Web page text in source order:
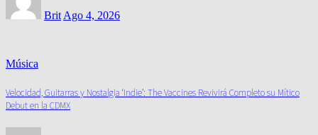
Brit Ago 4, 2026
Música
Velocidad, Guitarras y Nostalgia ‘Indie’: The Vaccines Revivirá Completo su Mítico
Debut en la CDMX